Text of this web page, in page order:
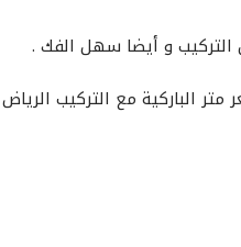
التركيب و أيضا سهل الفك .
الباركية مع التركيب الرياض